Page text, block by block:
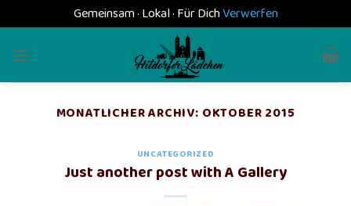
Gemeinsam · Lokal · Für DichVerwerfen
MONATLICHER ARCHIV: OKTOBER 2015
UNCATEGORIZED
Just another post with A Gallery